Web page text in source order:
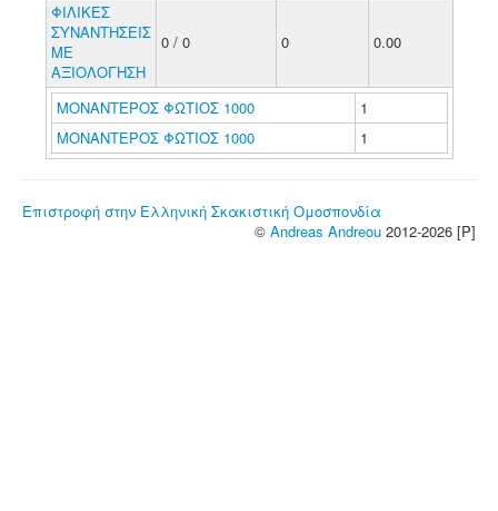
ΦΙΛΙΚΕΣ
ΣΥΝΑΝΤΗΣΕΙΣ
ΜΕ
ΑΞΙΟΛΟΓΗΣΗ
0 / 0 0 0.00
ΜΟΝΑΝΤΕΡΟΣ ΦΩΤΙΟΣ 1000
1
ΜΟΝΑΝΤΕΡΟΣ ΦΩΤΙΟΣ 1000
1
Επιστροφή στην Ελληνική Σκακιστική Ομοσπονδία
© Andreas Andreou 2012-2026 [P]